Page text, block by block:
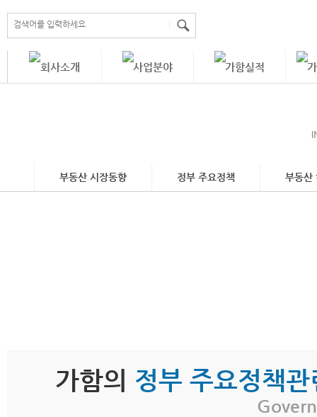
부동산 시장동향 정부 주요정책 부동산
가함의 정부 주요정책